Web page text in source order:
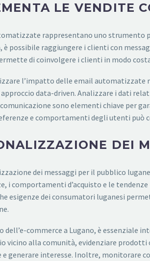
LE VENDITE
rappresentano uno strumento
possibile raggiungere i clienti con
di coinvolgere i clienti in modo
l’impatto delle email automatizzate
data-driven. Analizzare i dati
sono elementi chiave per
e comportamenti degli utenti può
DEI
dei messaggi per il pubblico
i comportamenti d’acquisto e le
esigenze dei consumatori luganesi
dell’e-commerce a Lugano, è
vicino alla comunità, evidenziare
e generare interesse. Inoltre, monitorare